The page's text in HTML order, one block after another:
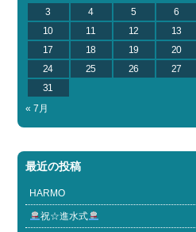
3
4 5 6
10
11 12 13
17
18 19 20
24
25 26 27
31
« 7月
最近の投稿
HARMO
祝☆進水式